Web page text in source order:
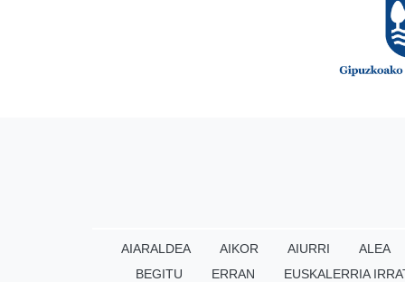
AIARALDEA AIKOR AIURRI ALEA
BEGITU
ERRAN EUSKALERRIA